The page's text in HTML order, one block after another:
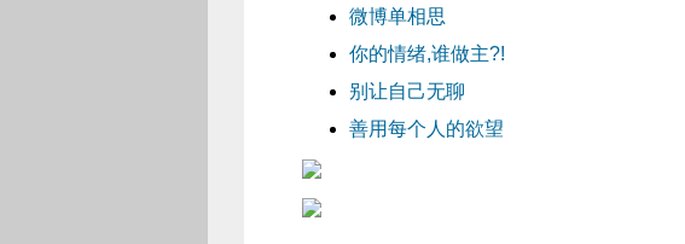
微博单相思
你的情绪,谁做主?!
别让自己无聊
善用每个人的欲望